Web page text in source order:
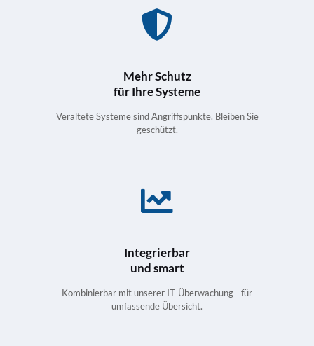
Mehr Schutz
für Ihre Systeme
Veraltete Systeme sind Angriffspunkte. Bleiben Sie
geschützt.
Integrierbar
und smart
Kombinierbar mit unserer IT-Überwachung- für
umfassende Übersicht.